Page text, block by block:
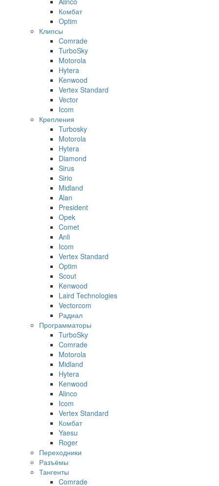
Комбат
Optim
Клипсы
Comrade
TurboSky
Motorola
Hytera
Kenwood
Vertex Standard
Vector
Icom
Крепления
Turbosky
Motorola
Hytera
Diamond
Sirus
Sirio
Midland
Alan
President
Opek
Comet
Anli
Icom
Vertex Standard
Optim
Scout
Kenwood
Laird Technologies
Vectorcom
Радиал
Программаторы
TurboSky
Comrade
Motorola
Midland
Hytera
Kenwood
Alinco
Icom
Vertex Standard
Комбат
Yaesu
Roger
Переходники
Разъёмы
Тангенты
Comrade